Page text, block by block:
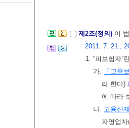
제2조(정의) 이
2011. 7. 21.,
1. “피보험자”
가.
「고용
라 한다)
에 따라
나. 고용산
자영업